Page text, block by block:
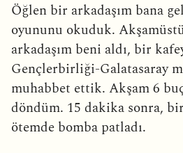
Öğlen bir arkadaşım bana
oyununu okuduk.
arkadaşım beni aldı, bir
Gençlerbirliği-Galatasaray
muhabbet ettik. Akşam 6
döndüm. 15 dakika sonra,
ötemde bomba patladı.